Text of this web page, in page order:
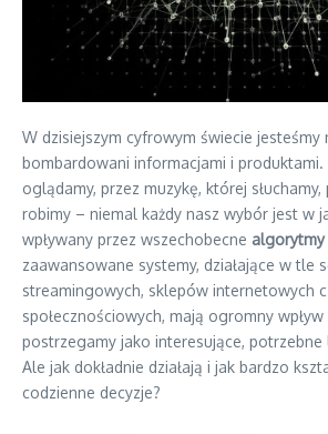
W dzisiejszym cyfrowym świecie jesteśmy
bombardowani informacjami i
oglądamy, przez muzykę, której
robimy – niemal każdy nasz wybór jest w
wpływany przez wszechobecne algorytmy
zaawansowane systemy, działające w tle
streamingowych, sklepów internetowych
społecznościowych, mają ogromny
postrzegamy jako interesujące,
Ale jak dokładnie działają i jak bardzo
codzienne decyzje?